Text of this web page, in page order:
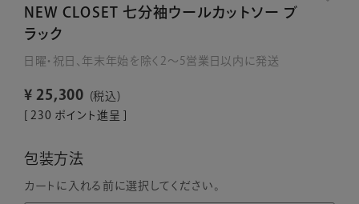
NEW CLOSET 七分袖ウールカットソー ブ
ラック
日曜・祝日、年末年始を除く2～5営業日以内に発送
¥ 25,300
税込
230 ポイント進呈 ]
包装方法
カートに入れる前に選択してください。